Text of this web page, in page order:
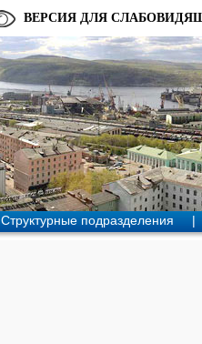
ВЕРСИЯ ДЛЯ
Структурные подразделения |